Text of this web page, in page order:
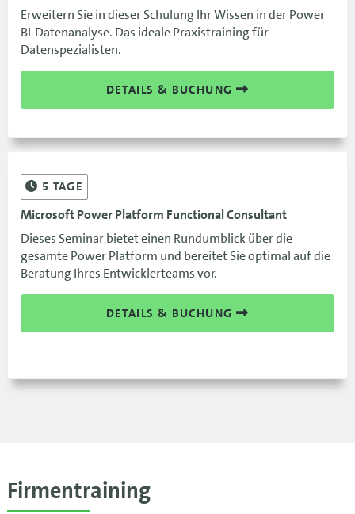
Erweitern Sie in dieser Schulung Ihr Wissen in der Power
BI-Datenanalyse. Das ideale Praxistraining für
Datenspezialisten.
DETAILS & BUCHUNG
5 TAGE
Microsoft Power Platform Functional Consultant
Dieses Seminar bietet einen Rundumblick über die
gesamte Power Platform und bereitet Sie optimal auf die
Beratung Ihres Entwicklerteams vor.
DETAILS & BUCHUNG
Firmentraining